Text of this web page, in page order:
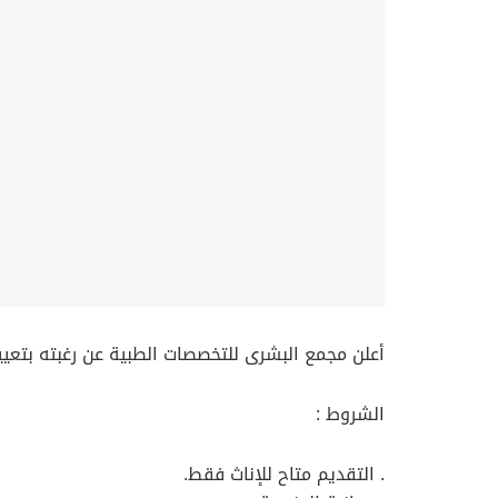
أعلن مجمع البشرى للتخصصات الطبية عن رغبته
الشروط :
. التقديم متاح للإناث فقط.